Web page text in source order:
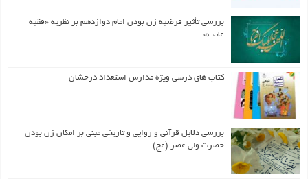
بررسی تأثیر فرضیه زن بودن امام دوازدهم بر نظریه «فقیه
غایب»
کتاب های درسی ویژه مدارس استعداد درخشان
بررسی دلایل قرآنی و روایی و تاریخی مبنی بر امکان زن بودن
حضرت ولی عصر (عج)